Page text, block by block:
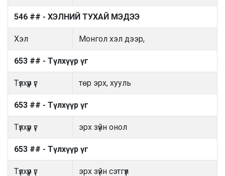
546 ## - ХЭЛНИЙ ТУХАЙ МЭДЭЭ
Хэл Монгол хэл дээр,
653 ## - Түлхүүр үг
Түлхүүр үг төр эрх, хууль
653 ## - Түлхүүр үг
Түлхүүр үг эрх зүйн онол
653 ## - Түлхүүр үг
Түлхүүр үг эрх зүйн сэтгүүл